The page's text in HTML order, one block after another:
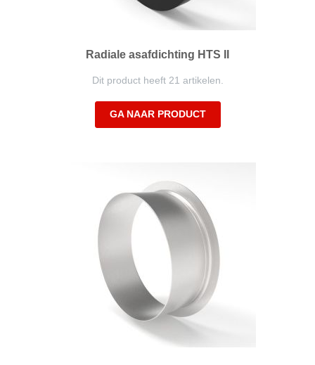
Radiale asafdichting HTS II
Dit product heeft 21 artikelen.
GA NAAR PRODUCT